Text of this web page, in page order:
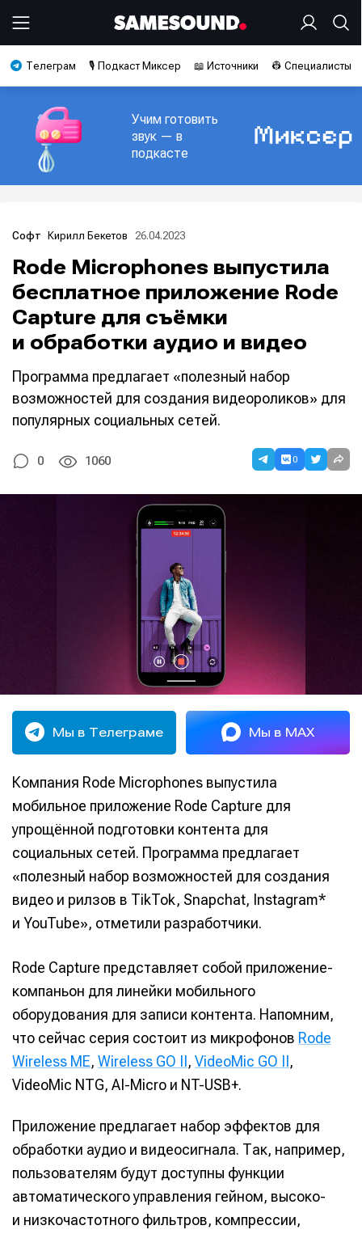
Телеграм 🎙️ Подкаст Миксер 📖 Источники 👷 Специалисты
Учим готовить
звук — в
подкасте
Софт Кирилл Бекетов 26.04.2023
Rode Microphones выпустила
бесплатное приложение Rode
Capture для съёмки
и обработки аудио и видео
Программа предлагает «полезный набор
возможностей для создания видеороликов» для
популярных социальных сетей.
0 1060 0
Мы в Телеграме Мы в MAX
Компания Rode Microphones выпустила
мобильное приложение Rode Capture для
упрощённой подготовки контента для
социальных сетей. Программа предлагает
«полезный набор возможностей для создания
видео и рилзов в TikTok, Snapchat, Instagram*
и YouTube», отметили разработчики.
Rode Capture представляет собой приложение-
компаньон для линейки мобильного
оборудования для записи контента. Напомним,
что сейчас серия состоит из микрофонов Rode
Wireless ME, Wireless GO II, VideoMic GO II,
VideoMic NTG, AI-Micro и NT-USB+.
Приложение предлагает набор эффектов для
обработки аудио и видеосигнала. Так, например,
пользователям будут доступны функции
автоматического управления гейном, высоко-
и низкочастотного фильтров, компрессии,